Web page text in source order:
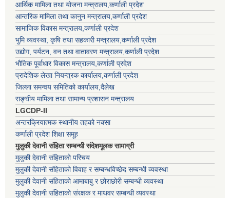
आर्थिक मामिला तथा योजना मन्त्रालय,कर्णाली प्रदेश
आन्तरिक मामिला तथा कानुन मन्त्रालय,कर्णाली प्रदेश
सामाजिक विकास मन्त्रालय,कर्णाली प्रदेश
भुमि व्यवस्था, कृषि तथा सहकारी मन्त्रालय,कर्णाली प्रदेश
उद्योग, पर्यटन, वन तथा वातावरण मन्त्रालय,कर्णाली प्रदेश
भौतिक पूर्वाधार विकास मन्त्रालय,कर्णाली प्रदेश
प्रादेशिक लेखा नियन्त्रक कार्यालय,कर्णाली प्रदेश
जिल्ला समन्वय समितिको कार्यालय,दैलेख
सङ्घीय मामिला तथा सामान्य प्रशासन मन्त्रालय
LGCDP-II
अन्तरक्रियात्मक स्थानीय तहको नक्सा
कर्णाली प्रदेश शिक्षा समूह
मुलुकी देवानी संहिता सम्बन्धी संदेशमूलक सामाग्री
मुलुकी देवानी संहिताको परिचय
मुलुकी देवानी संहिताको विवाह र सम्बन्धविच्छेद सम्बन्धी व्यवस्था
मुलुकी देवानी संहिताको आमाबाबु र छोराछोरी सम्बन्धी व्यवस्था
मुलुकी देवानी संहिताको संरक्षक र माथवर सम्बन्धी व्यवस्था